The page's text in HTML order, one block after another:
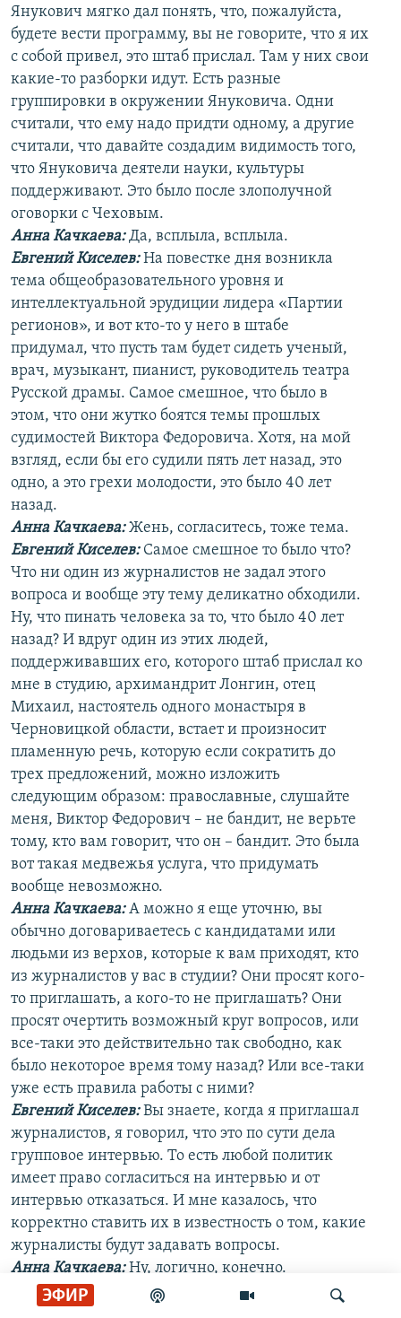
ЭФИР
Янукович мягко дал понять, что, пожалуйста,
будете вести программу, вы не говорите, что я их
с собой привел, это штаб прислал. Там у них свои
какие-то разборки идут. Есть разные
группировки в окружении Януковича. Одни
считали, что ему надо придти одному, а другие
считали, что давайте создадим видимость того,
что Януковича деятели науки, культуры
поддерживают. Это было после злополучной
оговорки с Чеховым.
Анна Качкаева:Да, всплыла, всплыла.
Евгений Киселев:На повестке дня возникла
тема общеобразовательного уровня и
интеллектуальной эрудиции лидера «Партии
регионов», и вот кто-то у него в штабе
придумал, что пусть там будет сидеть ученый,
врач, музыкант, пианист, руководитель театра
Русской драмы. Самое смешное, что было в
этом, что они жутко боятся темы прошлых
судимостей Виктора Федоровича. Хотя, на мой
взгляд, если бы его судили пять лет назад, это
одно, а это грехи молодости, это было 40 лет
назад.
Анна Качкаева:Жень, согласитесь, тоже тема.
Евгений Киселев:Самое смешное то было что?
Что ни один из журналистов не задал этого
вопроса и вообще эту тему деликатно обходили.
Ну, что пинать человека за то, что было 40 лет
назад? И вдруг один из этих людей,
поддерживавших его, которого штаб прислал ко
мне в студию, архимандрит Лонгин, отец
Михаил, настоятель одного монастыря в
Черновицкой области, встает и произносит
пламенную речь, которую если сократить до
трех предложений, можно изложить
следующим образом: православные, слушайте
меня, Виктор Федорович – не бандит, не верьте
тому, кто вам говорит, что он – бандит. Это была
вот такая медвежья услуга, что придумать
вообще невозможно.
Анна Качкаева:А можно я еще уточню, вы
обычно договариваетесь с кандидатами или
людьми из верхов, которые к вам приходят, кто
из журналистов у вас в студии? Они просят кого-
то приглашать, а кого-то не приглашать? Они
просят очертить возможный круг вопросов, или
все-таки это действительно так свободно, как
было некоторое время тому назад? Или все-таки
уже есть правила работы с ними?
Евгений Киселев:Вы знаете, когда я приглашал
журналистов, я говорил, что это по сути дела
групповое интервью. То есть любой политик
имеет право согласиться на интервью и от
интервью отказаться. И мне казалось, что
корректно ставить их в известность о том, какие
журналисты будут задавать вопросы.
Анна Качкаева:Ну, логично, конечно.
Евгений Киселев:
Мне тоже приходится давать в